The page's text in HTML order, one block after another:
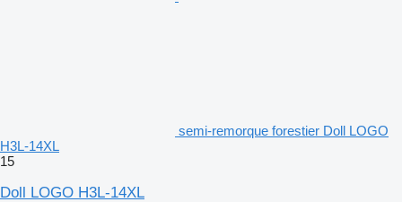
semi-remorque forestier Doll LOGO
H3L-14XL
15
Doll LOGO H3L-14XL